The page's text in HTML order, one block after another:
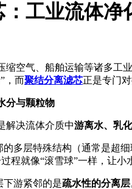
工业流体净
缩空气、船舶运输等诸多工
，而聚结分离滤芯正是专门
分与颗粒物
解决流体介质中游离水、乳
的多层特殊结构（通常是超
程就像“滚雪球”一样，让小
下游紧邻的是疏水性的分离层